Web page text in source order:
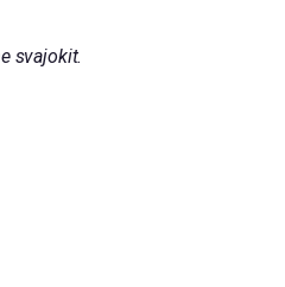
svajokit.